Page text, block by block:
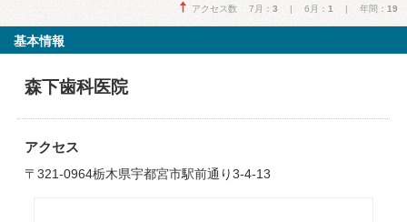
アクセス数 7月： 3 | 6月： 1 | 年間： 19
基本情報
森下歯科医院
アクセス
〒321-0964栃木県宇都宮市駅前通り3-4-13